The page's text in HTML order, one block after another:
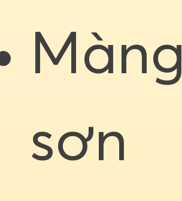
Màng
sơn